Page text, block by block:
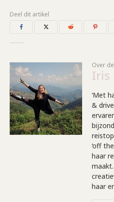
Deel dit artikel
Over
Iris
‘Met
&
‘off
haar
haar